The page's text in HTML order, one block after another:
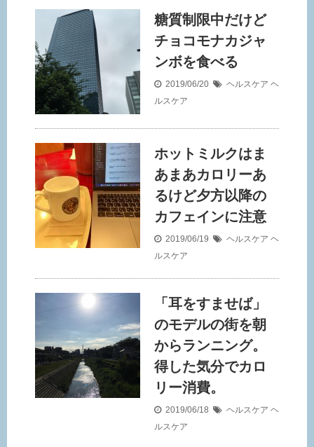
糖質制限中だけど
チョコモナカジャ
ンボを食べる
2019/06/20 ヘルスケア ヘ
ルスケア
ホットミルクはま
あまあカロリーあ
るけど夕方以降の
カフェインに注意
2019/06/19 ヘルスケア ヘ
ルスケア
「耳をすませば」
のモデルの街を朝
からランニング。
得した気分でカロ
リー消費。
2019/06/18 ヘルスケア ヘ
ルスケア